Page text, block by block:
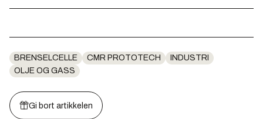
BRENSELCELLE CMR PROTOTECH
INDUSTRI
OLJE OG GASS
Gi bort artikkelen